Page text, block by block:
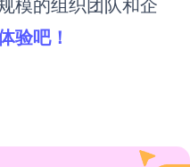
模的组织团队和企
验吧！